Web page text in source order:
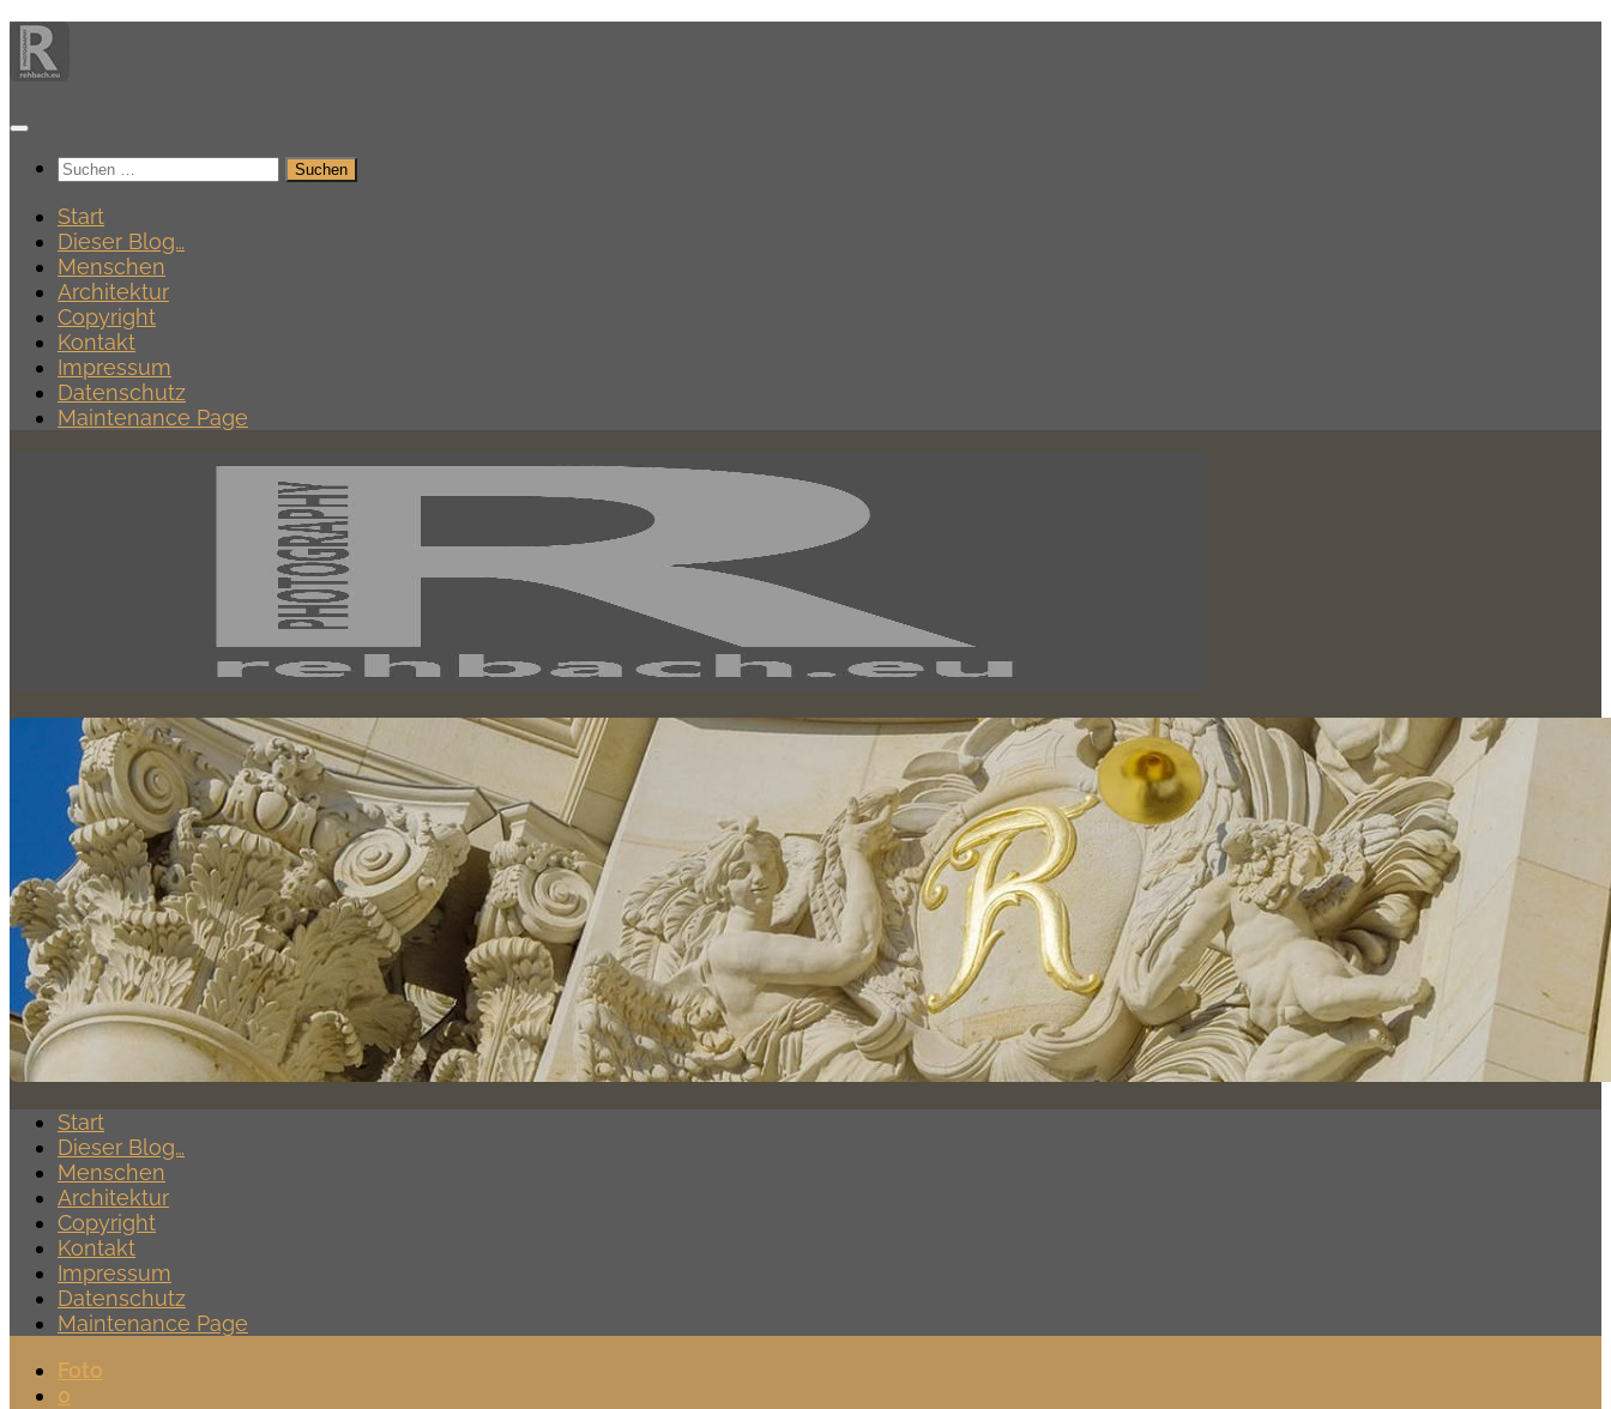
Zum
Inhalt
springen
Suchen
Start
Dieser Blog…
Menschen
Architektur
Copyright
Kontakt
Impressum
Datenschutz
Maintenance Page
Start
Dieser Blog…
Menschen
Architektur
Copyright
Kontakt
Impressum
Datenschutz
Maintenance Page
Foto
0